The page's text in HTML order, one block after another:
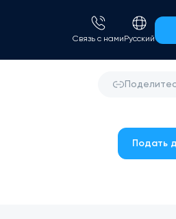
Связь с нами Русский
Подать